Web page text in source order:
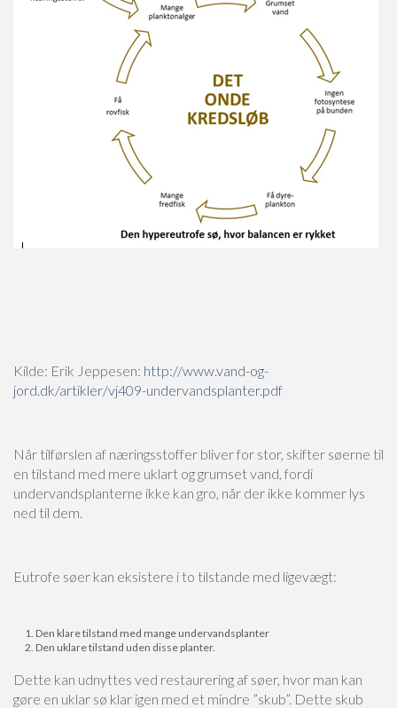
Kilde: Erik Jeppesen: http://www.vand-og-
jord.dk/artikler/vj409-undervandsplanter.pdf
Når tilførslen af næringsstoffer bliver for stor, skifter søerne til
en tilstand med mere uklart og grumset vand, fordi
undervandsplanterne ikke kan gro, når der ikke kommer lys
ned til dem.
El acceso al crédito suele estar vinculado a la estabilidad laboral, lo que puede ser
independientes, emprendedores o quienes no tienen una fuente de ingresos
permiten obtener financiamiento sin la necesidad de contar con un contrato fijo.
freelancers, comerciantes y otros profesionales que manejan ingresos variables y
tradicionales. Además, las plataformas digitales han simplificado el proceso de
ofrezcan condiciones claras y evitar aquellas que establezcan tasas de interés
Eutrofe søer kan eksistere i to tilstande med ligevægt:
Den klare tilstand med mange undervandsplanter
Den uklare tilstand uden disse planter.
Dette kan udnyttes ved restaurering af søer, hvor man kan
gøre en uklar sø klar igen med et mindre ”skub”. Dette skub